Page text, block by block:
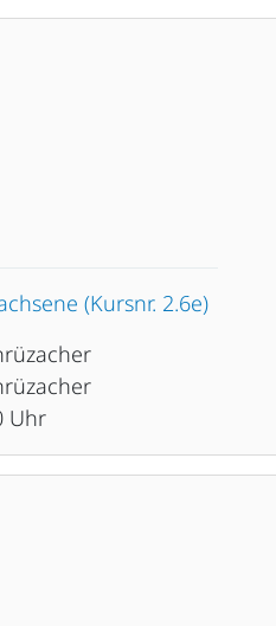
(Kursnr. 2.6e)
Uhr